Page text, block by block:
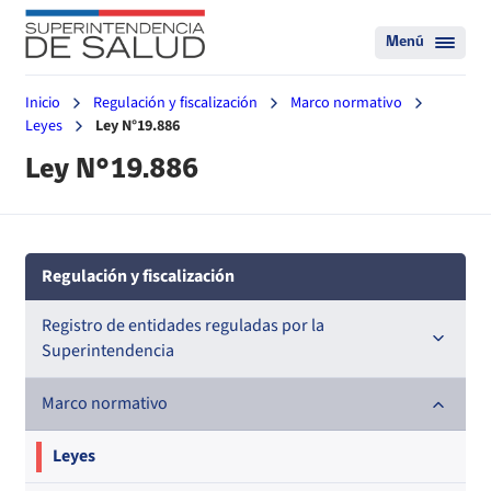
Menú
Inicio Regulación y fiscalización
Marco normativo
Leyes
Ley N°19.886
Ley N°19.886
Regulación y fiscalización
Registro de entidades reguladas por la
Superintendencia
Registro de Prestadores Acreditados
Nacional
Registro de Entidades Acreditadoras
Marco normativo
Leyes